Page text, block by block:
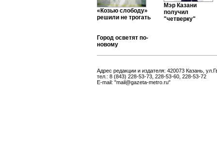
«Козью слободу»
решили не трогать
Мэр Казани
получил
"четверку"
Город осветят по-
новому
Адрес редакции и издателя: 420073 Казань,
тел.: 8 (843) 228-53-73, 228-53-60, 228-53-72
E-mail: "mail@gazeta-metro.ru"